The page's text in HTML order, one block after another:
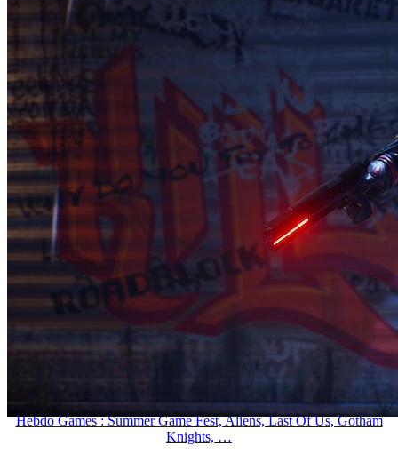
Hebdo Games : Summer Game Fest, Aliens, Last Of Us, Gotham
Knights, …